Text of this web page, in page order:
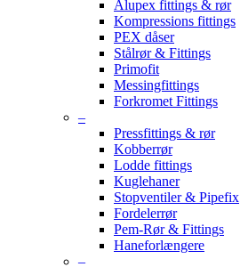
Alupex fittings & rør
Kompressions fittings
PEX dåser
Stålrør & Fittings
Primofit
Messingfittings
Forkromet Fittings
–
Pressfittings & rør
Kobberrør
Lodde fittings
Kuglehaner
Stopventiler & Pipefix
Fordelerrør
Pem-Rør & Fittings
Haneforlængere
–